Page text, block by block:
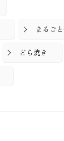
まるご
どら焼き